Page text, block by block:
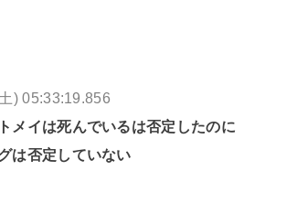
) 05:33:19.856
メイは死んでいるは否定したのに
は否定していない